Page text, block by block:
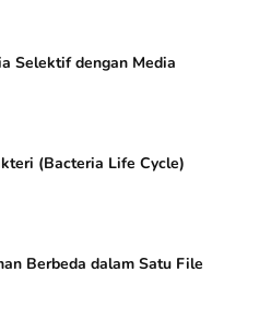
Selektif dengan Media
(Bacteria Life Cycle)
Berbeda dalam Satu File